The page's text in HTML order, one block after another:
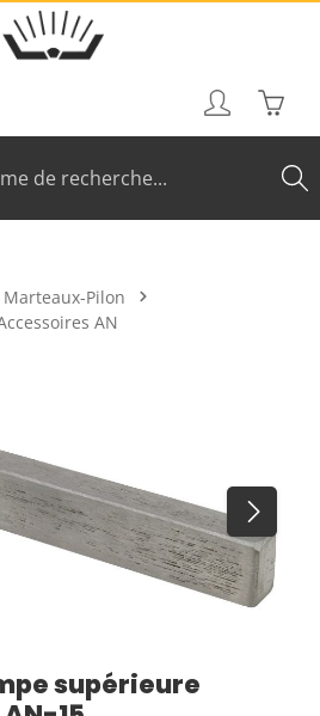
Le
Marteaux-Pilon
AN
supérieure